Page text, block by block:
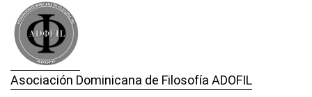
Asociación Dominicana de Filosofía ADOFIL